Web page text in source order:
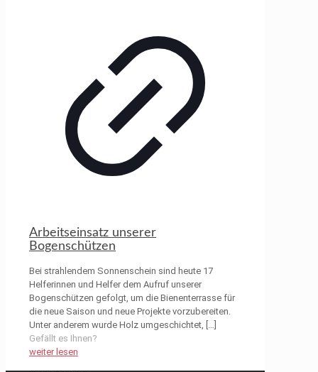
Arbeitseinsatz unserer
Bogenschützen
Bei strahlendem Sonnenschein sind heute 17
Helferinnen und Helfer dem Aufruf unserer
Bogenschützen gefolgt, um die Bienenterrasse für
die neue Saison und neue Projekte vorzubereiten.
Unter anderem wurde Holz umgeschichtet,
Gefällt es Ihnen?
weiter lesen